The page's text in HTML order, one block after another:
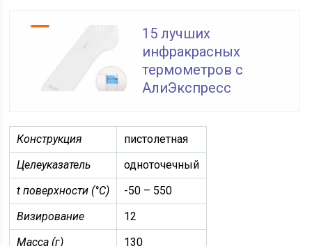
15 лучших
инфракрасных
термометров с
АлиЭкспресс
Конструкция
пистолетная
Целеуказатель
одноточечный
t поверхности (°C)
-50 – 550
Визирование
12
Масса (г)
130